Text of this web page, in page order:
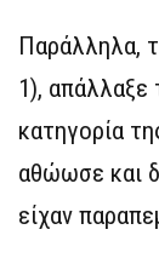
Παράλληλα,
1), απάλλαξε
κατηγορία
αθώωσε και
είχαν